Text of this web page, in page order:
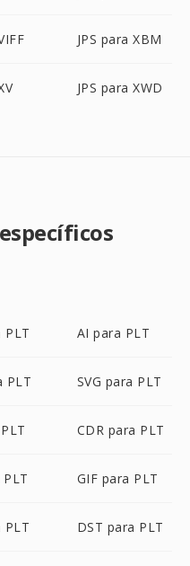
JPS para XBM
JPS para XWD
PLT AI para PLT
PLT SVG para PLT
CDR para PLT
GIF para PLT
PLT DST para PLT